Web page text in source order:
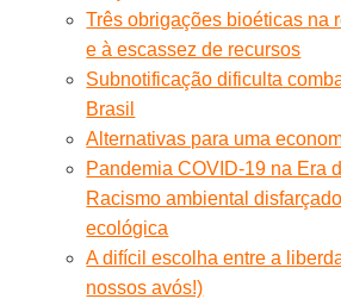
Três obrigações bioéticas na
e à escassez de recursos
Subnotificação dificulta
Brasil
Alternativas para uma
Pandemia COVID-19 na Era
Racismo ambiental
ecológica
A difícil escolha entre a
nossos avós!)